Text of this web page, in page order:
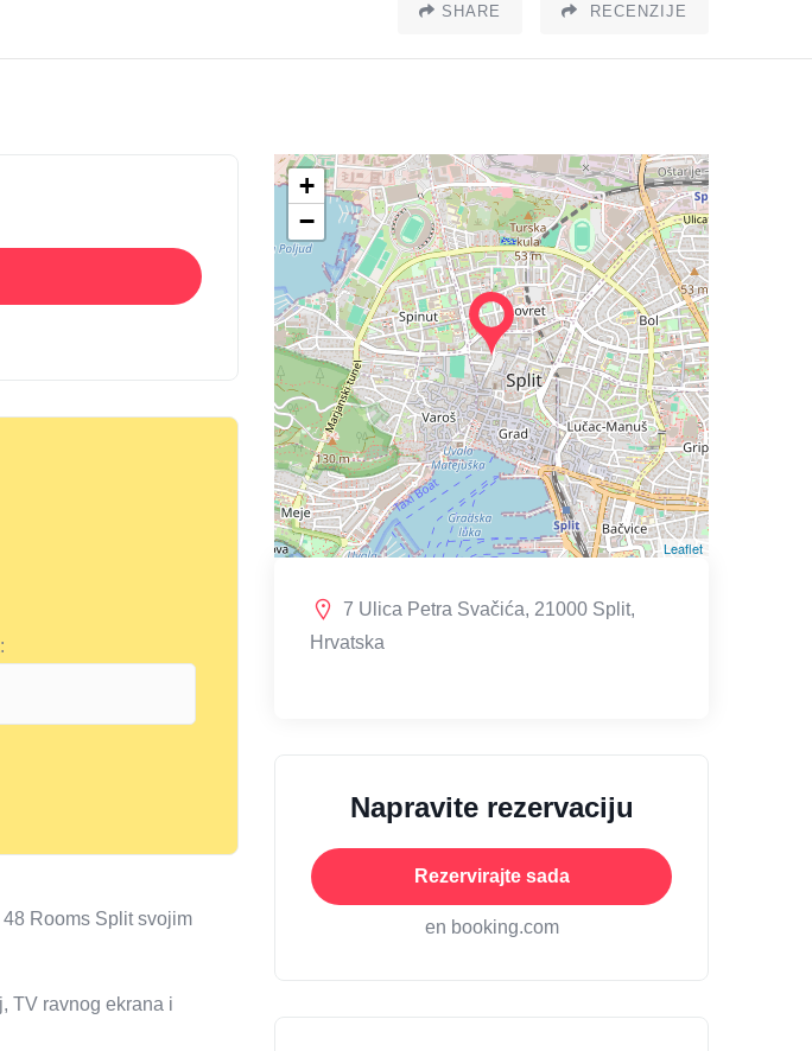
SHARE RECENZIJE
Rooms Split svojim
TV ravnog ekrana i
+
−
Leaflet
7 Ulica Petra Svačića, 21000 Split,
Hrvatska
Napravite rezervaciju
Rezervirajte sada
en booking.com